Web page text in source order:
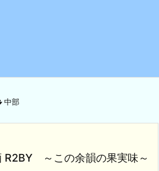
中部
R2BY ～この余韻の果実味～